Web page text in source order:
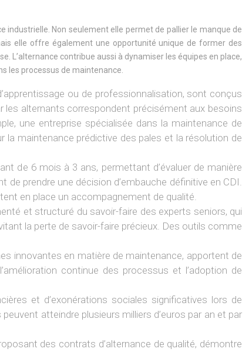
industrielle. Non seulement elle permet de pallier le manque de
elle offre également une opportunité unique de former des
L’alternance contribue aussi à dynamiser les équipes en place,
les processus de maintenance.
ou de professionnalisation, sont conçus
alternants correspondent précisément aux besoins
une entreprise spécialisée dans la maintenance de
maintenance prédictive des pales et la résolution de
de 6 mois à 3 ans, permettant d’évaluer de manière
prendre une décision d’embauche définitive en CDI.
en place un accompagnement de qualité.
et structuré du savoir-faire des experts seniors, qui
la perte de savoir-faire précieux. Des outils comme
innovantes en matière de maintenance, apportent de
continue des processus et l’adoption de
et d’exonérations sociales significatives lors de
atteindre plusieurs milliers d’euros par an et par
des contrats d’alternance de qualité, démontre